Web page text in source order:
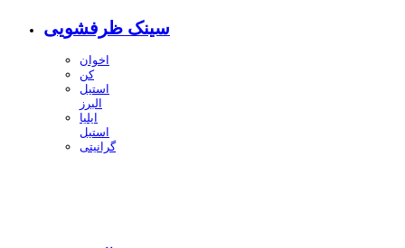
سینک ظرفشویی
اخوان
کن
استیل
البرز
ایلیا
استیل
گرانیتی